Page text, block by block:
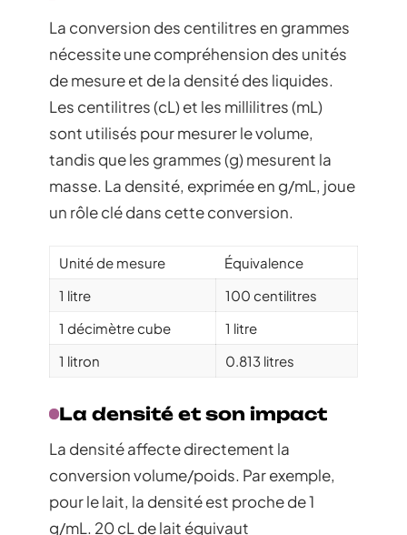
La conversion des centilitres en grammes
nécessite une compréhension des unités
de mesure et de la densité des liquides.
Les centilitres (cL) et les millilitres (mL)
sont utilisés pour mesurer le volume,
tandis que les grammes (g) mesurent la
masse. La densité, exprimée en g/mL, joue
un rôle clé dans cette conversion.
Unité de mesure
Équivalence
1 litre
100 centilitres
1 décimètre cube
1 litre
1 litron
0.813 litres
La densité et son impact
La densité affecte directement la
conversion volume/poids. Par exemple,
pour le lait, la densité est proche de 1
g/mL. 20 cL de lait équivaut